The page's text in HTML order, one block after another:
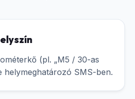
(pl. „M5 / 30-as
helymeghatározó SMS-ben.